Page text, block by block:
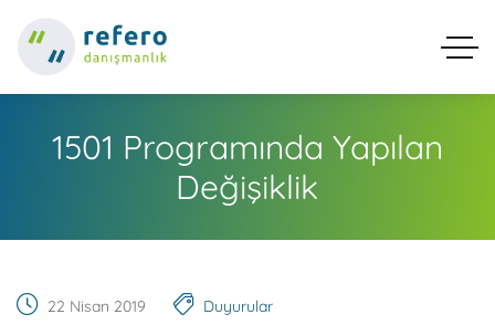
1501 Programında Yapılan
Değişiklik
22 Nisan 2019 Duyurular